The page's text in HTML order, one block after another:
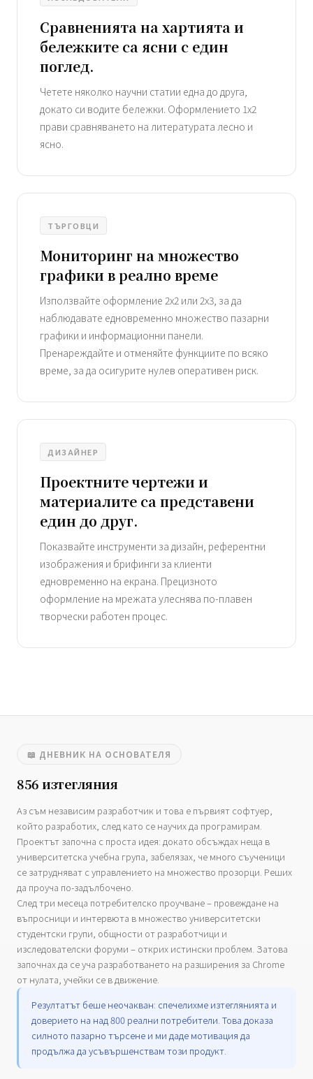
Сравненията на хартията и
бележките са ясни с един
поглед.
Четете няколко научни статии една до друга,
докато си водите бележки. Оформлението 1x2
прави сравняването на литературата лесно и
ясно.
ТЪРГОВЦИ
Мониторинг на множество
графики в реално време
Използвайте оформление 2x2 или 2x3, за да
наблюдавате едновременно множество пазарни
графики и информационни панели.
Пренареждайте и отменяйте функциите по всяко
време, за да осигурите нулев оперативен риск.
ДИЗАЙНЕР
Проектните чертежи и
материалите са представени
един до друг.
Показвайте инструменти за дизайн, референтни
изображения и брифинги за клиенти
едновременно на екрана. Прецизното
оформление на мрежата улеснява по-плавен
творчески работен процес.
📖 ДНЕВНИК НА ОСНОВАТЕЛЯ
856 изтегляния
Аз съм независим разработчик и това е първият софтуер,
който разработих, след като се научих да програмирам.
Проектът започна с проста идея: докато обсъждах неща в
университетска учебна група, забелязах, че много съученици
се затрудняват с управлението на множество прозорци. Реших
да проуча по-задълбочено.
След три месеца потребителско проучване – провеждане на
въпросници и интервюта в множество университетски
студентски групи, общности от разработчици и
изследователски форуми – открих истински проблем. Затова
започнах да се уча разработването на разширения за Chrome
от нулата, учейки се в движение.
Резултатът беше неочакван: спечелихме изтеглянията и
доверието на над 800 реални потребители. Това доказа
силното пазарно търсене и ми даде мотивация да
продължа да усъвършенствам този продукт.